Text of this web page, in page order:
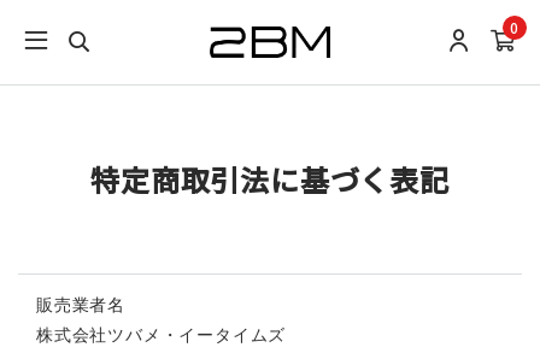
0
特定商取引法に基づく表記
販売業者名
株式会社ツバメ・イータイムズ